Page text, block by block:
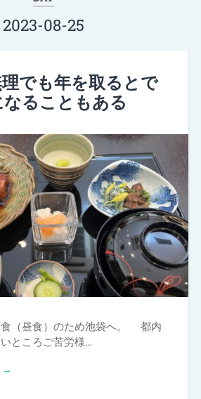
2023-08-25
でも年を取るとで
ることもある
（昼食）のため池袋へ。 都内
ところご苦労様…
→